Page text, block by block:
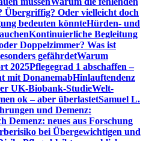
Übergriffig? Oder vielleicht doch
bedeuten könnteHürden- und
Kontinuierliche Begleitung
Doppelzimmer? Was ist
gefährdetWarum
2025Pflegegrad 1 abschaffen –
mit DonanemabHinlauftendenz
UK-Biobank-StudieWelt-
ok – aber überlastetSamuel L.
und Demenz:
Demenz: neues aus Forschung
bei Übergewichtigen und